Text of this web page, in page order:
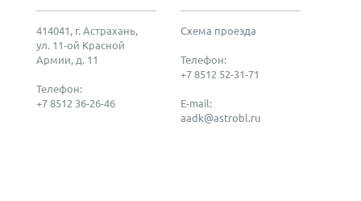
414041, г. Астрахань,
ул. 11-ой Красной
Армии, д. 11
Телефон:
+7 8512 36-26-46
Схема проезда
Телефон:
+7 8512 52-31-71
E-mail:
aadk@astrobl.ru